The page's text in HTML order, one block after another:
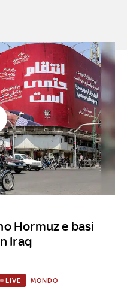
Hormuz e basi
Iraq
LIVE MONDO